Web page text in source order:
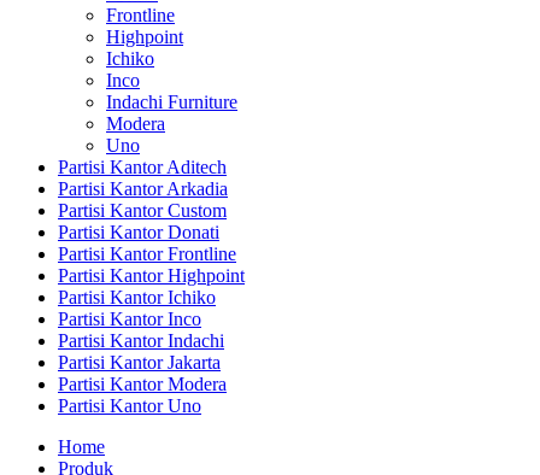
Frontline
Highpoint
Ichiko
Inco
Indachi Furniture
Modera
Uno
Partisi Kantor Aditech
Partisi Kantor Arkadia
Partisi Kantor Custom
Partisi Kantor Donati
Partisi Kantor Frontline
Partisi Kantor Highpoint
Partisi Kantor Ichiko
Partisi Kantor Inco
Partisi Kantor Indachi
Partisi Kantor Jakarta
Partisi Kantor Modera
Partisi Kantor Uno
Home
Produk